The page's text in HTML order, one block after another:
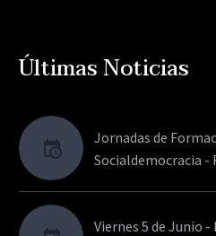
Últimas Noticias
Jornadas de
Socialdemocracia
Viernes 5 de Junio